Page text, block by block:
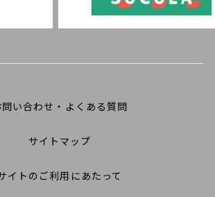
問い合わせ・よくある質問
サイトマップ
イトのご利用にあたって